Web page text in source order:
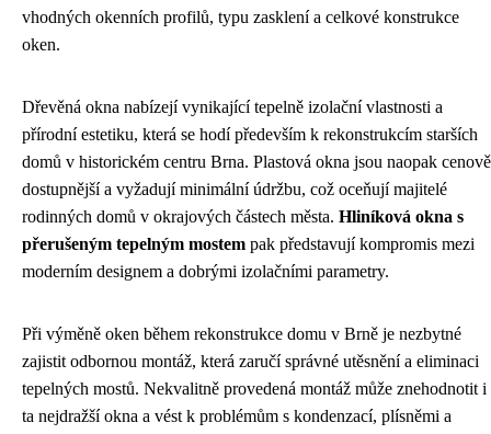
vhodných okenních profilů, typu zasklení a celkové konstrukce
oken.
Dřevěná okna nabízejí vynikající tepelně izolační vlastnosti a
přírodní estetiku, která se hodí především k rekonstrukcím starších
domů v historickém centru Brna. Plastová okna jsou naopak cenově
dostupnější a vyžadují minimální údržbu, což oceňují majitelé
rodinných domů v okrajových částech města. Hliníková okna s
přerušeným tepelným mostem pak představují kompromis mezi
moderním designem a dobrými izolačními parametry.
Při výměně oken během rekonstrukce domu v Brně je nezbytné
zajistit odbornou montáž, která zaručí správné utěsnění a eliminaci
tepelných mostů. Nekvalitně provedená montáž může znehodnotit i
ta nejdražší okna a vést k problémům s kondenzací, plísněmi a